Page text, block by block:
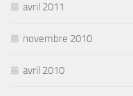
avril 2011
novembre 2010
avril 2010